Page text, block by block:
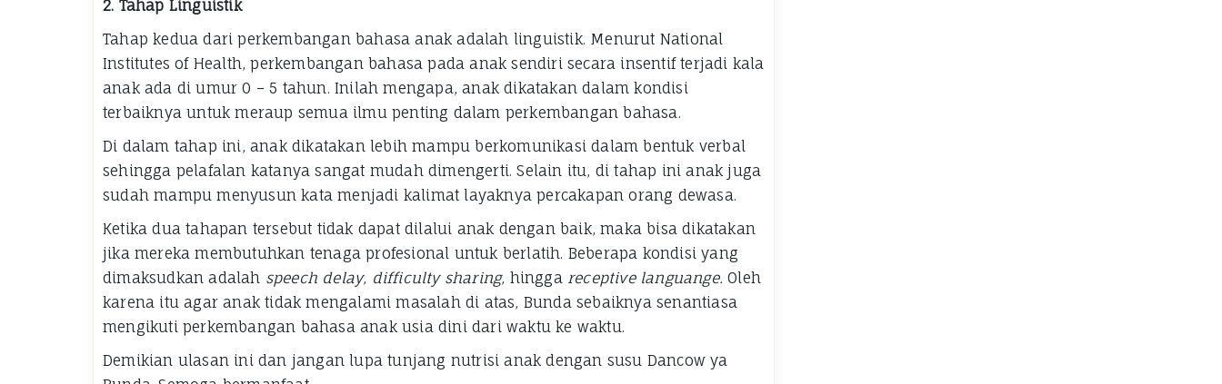
2. Tahap Linguistik
Tahap kedua dari perkembangan bahasa anak adalah linguistik. Menurut National
Institutes of Health, perkembangan bahasa pada anak sendiri secara insentif terjadi kala
anak ada di umur 0 – 5 tahun. Inilah mengapa, anak dikatakan dalam kondisi
terbaiknya untuk meraup semua ilmu penting dalam perkembangan bahasa.
Di dalam tahap ini, anak dikatakan lebih mampu berkomunikasi dalam bentuk verbal
sehingga pelafalan katanya sangat mudah dimengerti. Selain itu, di tahap ini anak juga
sudah mampu menyusun kata menjadi kalimat layaknya percakapan orang dewasa.
Ketika dua tahapan tersebut tidak dapat dilalui anak dengan baik, maka bisa dikatakan
jika mereka membutuhkan tenaga profesional untuk berlatih. Beberapa kondisi yang
dimaksudkan adalah speech delay, difficulty sharing, hingga receptive languange.Oleh
karena itu agar anak tidak mengalami masalah di atas, Bunda sebaiknya senantiasa
mengikuti perkembangan bahasa anak usia dini dari waktu ke waktu.
Demikian ulasan ini dan jangan lupa tunjang nutrisi anak dengan susu Dancow ya